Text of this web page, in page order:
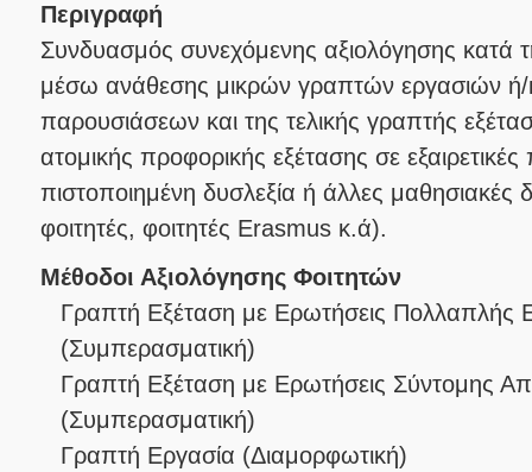
Περιγραφή
Συνδυασμός συνεχόμενης αξιολόγησης κατά
μέσω ανάθεσης μικρών γραπτών εργασιών ή/
παρουσιάσεων και της τελικής γραπτής
ατομικής προφορικής εξέτασης σε
πιστοποιημένη δυσλεξία ή άλλες μαθησιακές
φοιτητές, φοιτητές Erasmus κ.ά).
Μέθοδοι Αξιολόγησης Φοιτητών
Γραπτή Εξέταση με Ερωτήσεις Πολλαπλής
(Συμπερασματική)
Γραπτή Εξέταση με Ερωτήσεις Σύντομης
(Συμπερασματική)
Γραπτή Εργασία (Διαμορφωτική)